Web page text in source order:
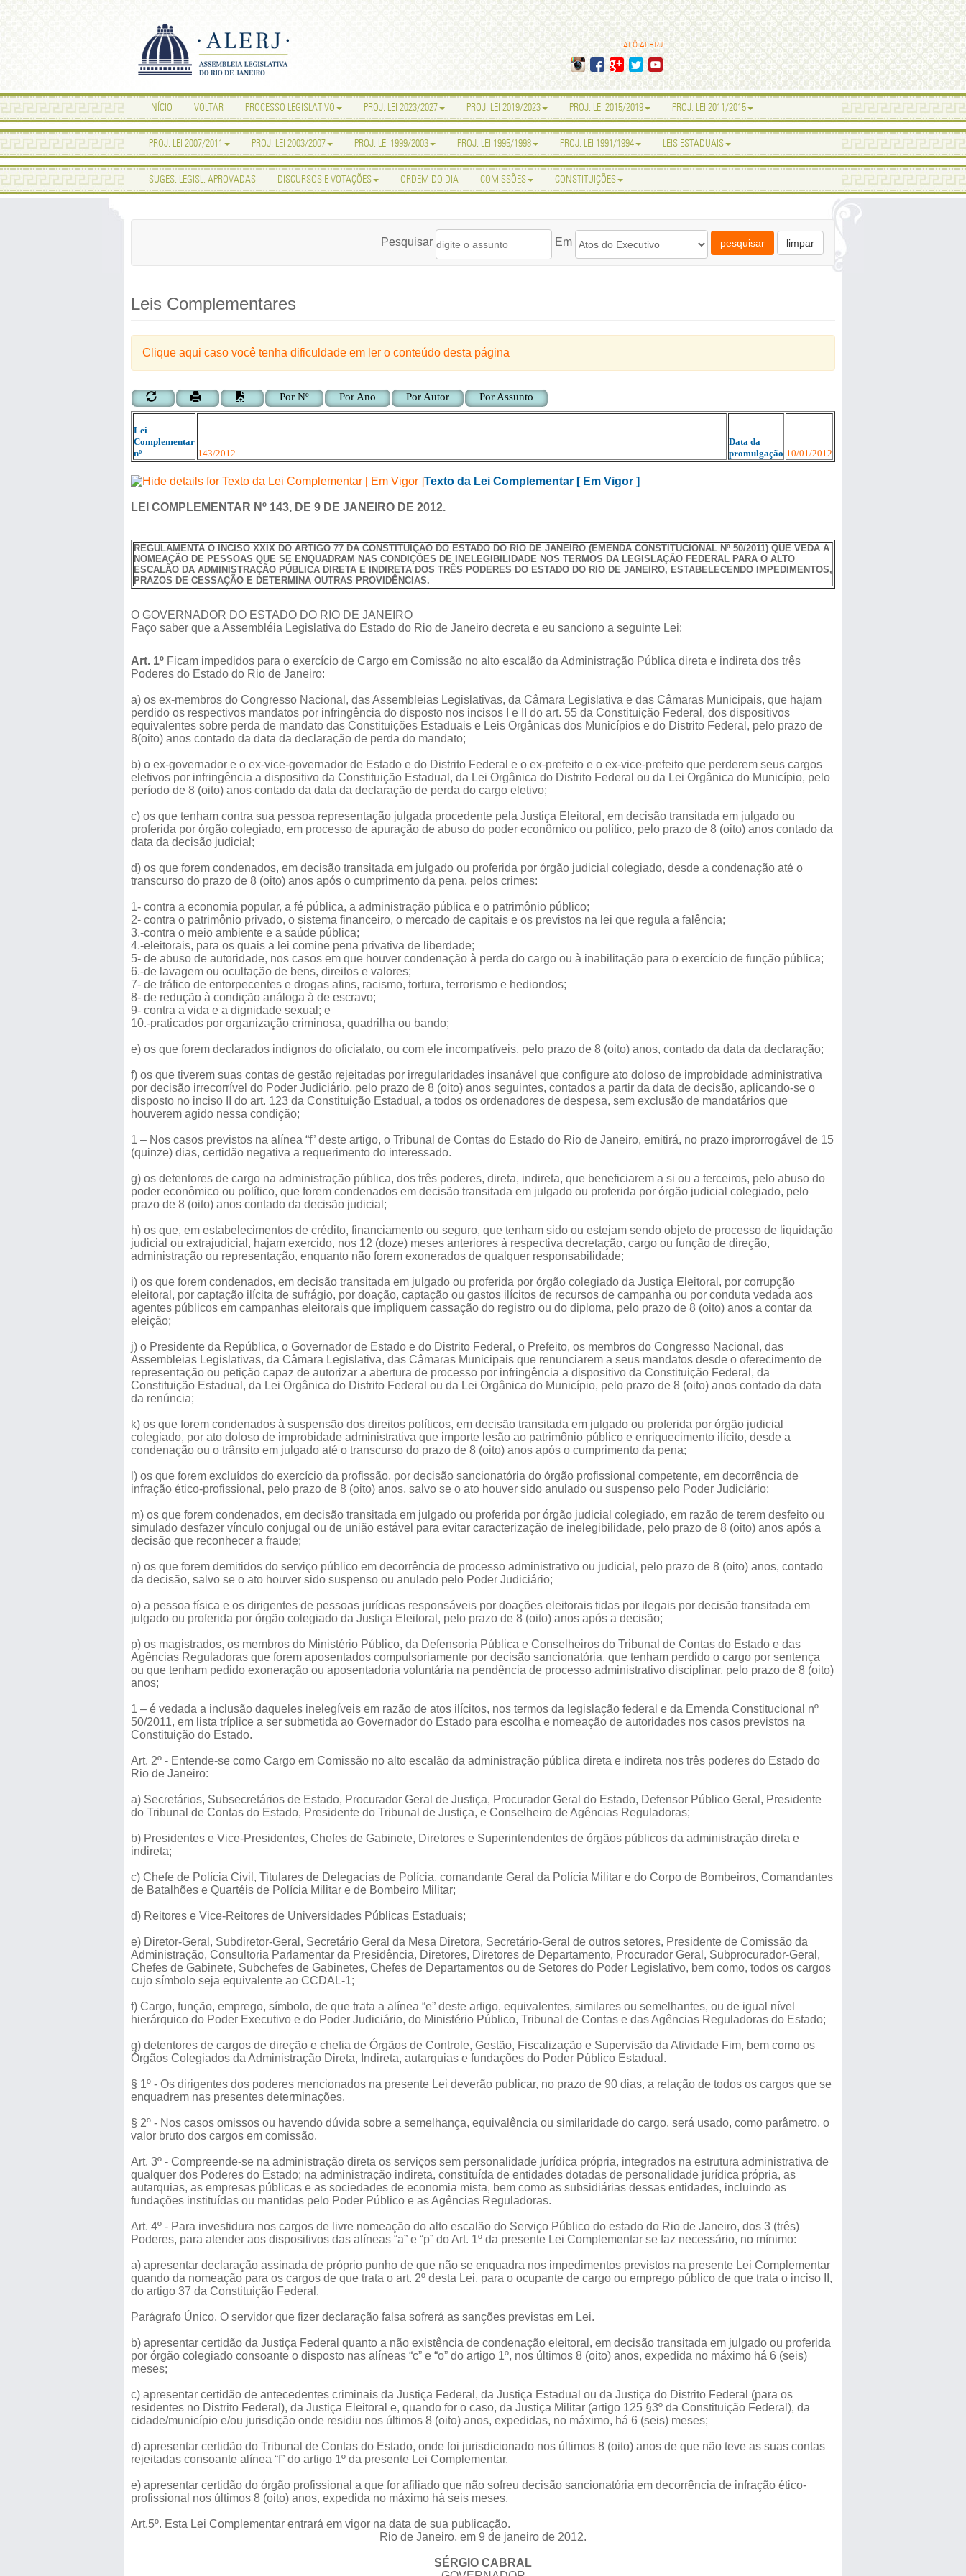
ALÔ ALERJ
INÍCIO VOLTAR PROCESSO LEGISLATIVO PROJ. LEI 2023/2027 PROJ. LEI 2019/2023 PROJ. LEI 2015/2019 PROJ. LEI 2011/2015
PROJ. LEI 2007/2011 PROJ. LEI 2003/2007 PROJ. LEI 1999/2003 PROJ. LEI 1995/1998 PROJ. LEI 1991/1994 LEIS ESTADUAIS
SUGES. LEGISL. APROVADAS DISCURSOS E VOTAÇÕES ORDEM DO DIA COMISSÕES CONSTITUIÇÕES
Pesquisar Em pesquisar limpar
Leis Complementares
Clique aqui caso você tenha dificuldade em ler o conteúdo desta página
Por Nº Por Ano Por Autor Por Assunto
Lei
Complementar
nº
143/2012
Data da
promulgação 10/01/2012
Texto da Lei Complementar [ Em Vigor ]
LEI COMPLEMENTAR Nº 143, DE 9 DE JANEIRO DE 2012.
REGULAMENTA O INCISO XXIX DO ARTIGO 77 DA CONSTITUIÇÃO DO ESTADO DO RIO DE JANEIRO (EMENDA CONSTITUCIONAL Nº 50/2011) QUE VEDA A
NOMEAÇÃO DE PESSOAS QUE SE ENQUADRAM NAS CONDIÇÕES DE INELEGIBILIDADE NOS TERMOS DA LEGISLAÇÃO FEDERAL PARA O ALTO
ESCALÃO DA ADMINISTRAÇÃO PÚBLICA DIRETA E INDIRETA DOS TRÊS PODERES DO ESTADO DO RIO DE JANEIRO, ESTABELECENDO IMPEDIMENTOS,
PRAZOS DE CESSAÇÃO E DETERMINA OUTRAS PROVIDÊNCIAS.
O GOVERNADOR DO ESTADO DO RIO DE JANEIRO
Faço saber que a Assembléia Legislativa do Estado do Rio de Janeiro decreta e eu sanciono a seguinte Lei:
Art. 1º Ficam impedidos para o exercício de Cargo em Comissão no alto escalão da Administração Pública direta e indireta dos três
Poderes do Estado do Rio de Janeiro:
a) os ex-membros do Congresso Nacional, das Assembleias Legislativas, da Câmara Legislativa e das Câmaras Municipais, que hajam
perdido os respectivos mandatos por infringência do disposto nos incisos I e II do art. 55 da Constituição Federal, dos dispositivos
equivalentes sobre perda de mandato das Constituições Estaduais e Leis Orgânicas dos Municípios e do Distrito Federal, pelo prazo de
8(oito) anos contado da data da declaração de perda do mandato;
b) o ex-governador e o ex-vice-governador de Estado e do Distrito Federal e o ex-prefeito e o ex-vice-prefeito que perderem seus cargos
eletivos por infringência a dispositivo da Constituição Estadual, da Lei Orgânica do Distrito Federal ou da Lei Orgânica do Município, pelo
período de 8 (oito) anos contado da data da declaração de perda do cargo eletivo;
c) os que tenham contra sua pessoa representação julgada procedente pela Justiça Eleitoral, em decisão transitada em julgado ou
proferida por órgão colegiado, em processo de apuração de abuso do poder econômico ou político, pelo prazo de 8 (oito) anos contado da
data da decisão judicial;
d) os que forem condenados, em decisão transitada em julgado ou proferida por órgão judicial colegiado, desde a condenação até o
transcurso do prazo de 8 (oito) anos após o cumprimento da pena, pelos crimes:
1- contra a economia popular, a fé pública, a administração pública e o patrimônio público;
2- contra o patrimônio privado, o sistema financeiro, o mercado de capitais e os previstos na lei que regula a falência;
3.-contra o meio ambiente e a saúde pública;
4.-eleitorais, para os quais a lei comine pena privativa de liberdade;
5- de abuso de autoridade, nos casos em que houver condenação à perda do cargo ou à inabilitação para o exercício de função pública;
6.-de lavagem ou ocultação de bens, direitos e valores;
7- de tráfico de entorpecentes e drogas afins, racismo, tortura, terrorismo e hediondos;
8- de redução à condição análoga à de escravo;
9- contra a vida e a dignidade sexual; e
10.-praticados por organização criminosa, quadrilha ou bando;
e) os que forem declarados indignos do oficialato, ou com ele incompatíveis, pelo prazo de 8 (oito) anos, contado da data da declaração;
f) os que tiverem suas contas de gestão rejeitadas por irregularidades insanável que configure ato doloso de improbidade administrativa
por decisão irrecorrível do Poder Judiciário, pelo prazo de 8 (oito) anos seguintes, contados a partir da data de decisão, aplicando-se o
disposto no inciso II do art. 123 da Constituição Estadual, a todos os ordenadores de despesa, sem exclusão de mandatários que
houverem agido nessa condição;
1 – Nos casos previstos na alínea “f” deste artigo, o Tribunal de Contas do Estado do Rio de Janeiro, emitirá, no prazo improrrogável de 15
(quinze) dias, certidão negativa a requerimento do interessado.
g) os detentores de cargo na administração pública, dos três poderes, direta, indireta, que beneficiarem a si ou a terceiros, pelo abuso do
poder econômico ou político, que forem condenados em decisão transitada em julgado ou proferida por órgão judicial colegiado, pelo
prazo de 8 (oito) anos contado da decisão judicial;
h) os que, em estabelecimentos de crédito, financiamento ou seguro, que tenham sido ou estejam sendo objeto de processo de liquidação
judicial ou extrajudicial, hajam exercido, nos 12 (doze) meses anteriores à respectiva decretação, cargo ou função de direção,
administração ou representação, enquanto não forem exonerados de qualquer responsabilidade;
i) os que forem condenados, em decisão transitada em julgado ou proferida por órgão colegiado da Justiça Eleitoral, por corrupção
eleitoral, por captação ilícita de sufrágio, por doação, captação ou gastos ilícitos de recursos de campanha ou por conduta vedada aos
agentes públicos em campanhas eleitorais que impliquem cassação do registro ou do diploma, pelo prazo de 8 (oito) anos a contar da
eleição;
j) o Presidente da República, o Governador de Estado e do Distrito Federal, o Prefeito, os membros do Congresso Nacional, das
Assembleias Legislativas, da Câmara Legislativa, das Câmaras Municipais que renunciarem a seus mandatos desde o oferecimento de
representação ou petição capaz de autorizar a abertura de processo por infringência a dispositivo da Constituição Federal, da
Constituição Estadual, da Lei Orgânica do Distrito Federal ou da Lei Orgânica do Município, pelo prazo de 8 (oito) anos contado da data
da renúncia;
k) os que forem condenados à suspensão dos direitos políticos, em decisão transitada em julgado ou proferida por órgão judicial
colegiado, por ato doloso de improbidade administrativa que importe lesão ao patrimônio público e enriquecimento ilícito, desde a
condenação ou o trânsito em julgado até o transcurso do prazo de 8 (oito) anos após o cumprimento da pena;
l) os que forem excluídos do exercício da profissão, por decisão sancionatória do órgão profissional competente, em decorrência de
infração ético-profissional, pelo prazo de 8 (oito) anos, salvo se o ato houver sido anulado ou suspenso pelo Poder Judiciário;
m) os que forem condenados, em decisão transitada em julgado ou proferida por órgão judicial colegiado, em razão de terem desfeito ou
simulado desfazer vínculo conjugal ou de união estável para evitar caracterização de inelegibilidade, pelo prazo de 8 (oito) anos após a
decisão que reconhecer a fraude;
n) os que forem demitidos do serviço público em decorrência de processo administrativo ou judicial, pelo prazo de 8 (oito) anos, contado
da decisão, salvo se o ato houver sido suspenso ou anulado pelo Poder Judiciário;
o) a pessoa física e os dirigentes de pessoas jurídicas responsáveis por doações eleitorais tidas por ilegais por decisão transitada em
julgado ou proferida por órgão colegiado da Justiça Eleitoral, pelo prazo de 8 (oito) anos após a decisão;
p) os magistrados, os membros do Ministério Público, da Defensoria Pública e Conselheiros do Tribunal de Contas do Estado e das
Agências Reguladoras que forem aposentados compulsoriamente por decisão sancionatória, que tenham perdido o cargo por sentença
ou que tenham pedido exoneração ou aposentadoria voluntária na pendência de processo administrativo disciplinar, pelo prazo de 8 (oito)
anos;
1 – é vedada a inclusão daqueles inelegíveis em razão de atos ilícitos, nos termos da legislação federal e da Emenda Constitucional nº
50/2011, em lista tríplice a ser submetida ao Governador do Estado para escolha e nomeação de autoridades nos casos previstos na
Constituição do Estado.
Art. 2º - Entende-se como Cargo em Comissão no alto escalão da administração pública direta e indireta nos três poderes do Estado do
Rio de Janeiro:
a) Secretários, Subsecretários de Estado, Procurador Geral de Justiça, Procurador Geral do Estado, Defensor Público Geral, Presidente
do Tribunal de Contas do Estado, Presidente do Tribunal de Justiça, e Conselheiro de Agências Reguladoras;
b) Presidentes e Vice-Presidentes, Chefes de Gabinete, Diretores e Superintendentes de órgãos públicos da administração direta e
indireta;
c) Chefe de Polícia Civil, Titulares de Delegacias de Polícia, comandante Geral da Polícia Militar e do Corpo de Bombeiros, Comandantes
de Batalhões e Quartéis de Polícia Militar e de Bombeiro Militar;
d) Reitores e Vice-Reitores de Universidades Públicas Estaduais;
e) Diretor-Geral, Subdiretor-Geral, Secretário Geral da Mesa Diretora, Secretário-Geral de outros setores, Presidente de Comissão da
Administração, Consultoria Parlamentar da Presidência, Diretores, Diretores de Departamento, Procurador Geral, Subprocurador-Geral,
Chefes de Gabinete, Subchefes de Gabinetes, Chefes de Departamentos ou de Setores do Poder Legislativo, bem como, todos os cargos
cujo símbolo seja equivalente ao CCDAL-1;
f) Cargo, função, emprego, símbolo, de que trata a alínea “e” deste artigo, equivalentes, similares ou semelhantes, ou de igual nível
hierárquico do Poder Executivo e do Poder Judiciário, do Ministério Público, Tribunal de Contas e das Agências Reguladoras do Estado;
g) detentores de cargos de direção e chefia de Órgãos de Controle, Gestão, Fiscalização e Supervisão da Atividade Fim, bem como os
Órgãos Colegiados da Administração Direta, Indireta, autarquias e fundações do Poder Público Estadual.
§ 1º - Os dirigentes dos poderes mencionados na presente Lei deverão publicar, no prazo de 90 dias, a relação de todos os cargos que se
enquadrem nas presentes determinações.
§ 2º - Nos casos omissos ou havendo dúvida sobre a semelhança, equivalência ou similaridade do cargo, será usado, como parâmetro, o
valor bruto dos cargos em comissão.
Art. 3º - Compreende-se na administração direta os serviços sem personalidade jurídica própria, integrados na estrutura administrativa de
qualquer dos Poderes do Estado; na administração indireta, constituída de entidades dotadas de personalidade jurídica própria, as
autarquias, as empresas públicas e as sociedades de economia mista, bem como as subsidiárias dessas entidades, incluindo as
fundações instituídas ou mantidas pelo Poder Público e as Agências Reguladoras.
Art. 4º - Para investidura nos cargos de livre nomeação do alto escalão do Serviço Público do estado do Rio de Janeiro, dos 3 (três)
Poderes, para atender aos dispositivos das alíneas “a” e “p” do Art. 1º da presente Lei Complementar se faz necessário, no mínimo:
a) apresentar declaração assinada de próprio punho de que não se enquadra nos impedimentos previstos na presente Lei Complementar
quando da nomeação para os cargos de que trata o art. 2º desta Lei, para o ocupante de cargo ou emprego público de que trata o inciso II,
do artigo 37 da Constituição Federal.
Parágrafo Único. O servidor que fizer declaração falsa sofrerá as sanções previstas em Lei.
b) apresentar certidão da Justiça Federal quanto a não existência de condenação eleitoral, em decisão transitada em julgado ou proferida
por órgão colegiado consoante o disposto nas alíneas “c” e “o” do artigo 1º, nos últimos 8 (oito) anos, expedida no máximo há 6 (seis)
meses;
c) apresentar certidão de antecedentes criminais da Justiça Federal, da Justiça Estadual ou da Justiça do Distrito Federal (para os
residentes no Distrito Federal), da Justiça Eleitoral e, quando for o caso, da Justiça Militar (artigo 125 §3º da Constituição Federal), da
cidade/município e/ou jurisdição onde residiu nos últimos 8 (oito) anos, expedidas, no máximo, há 6 (seis) meses;
d) apresentar certidão do Tribunal de Contas do Estado, onde foi jurisdicionado nos últimos 8 (oito) anos de que não teve as suas contas
rejeitadas consoante alínea “f” do artigo 1º da presente Lei Complementar.
e) apresentar certidão do órgão profissional a que for afiliado que não sofreu decisão sancionatória em decorrência de infração ético-
profissional nos últimos 8 (oito) anos, expedida no máximo há seis meses.
Art.5º. Esta Lei Complementar entrará em vigor na data de sua publicação.
Rio de Janeiro, em 9 de janeiro de 2012.
SÉRGIO CABRAL